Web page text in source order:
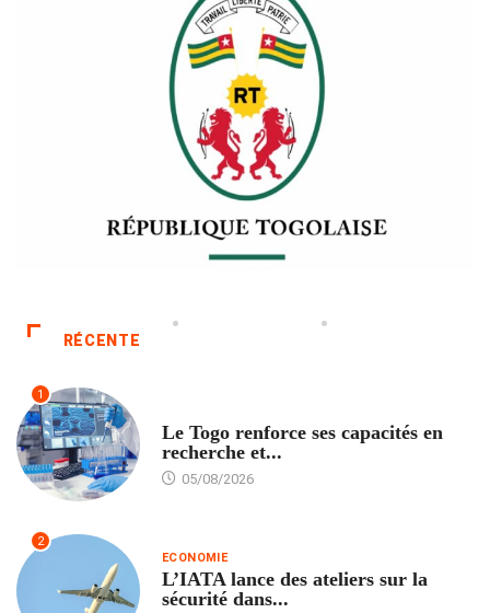
RÉCENTE
1
Le Togo renforce ses capacités en
recherche et...
05/08/2026
2
ECONOMIE
L’IATA lance des ateliers sur la
sécurité dans...